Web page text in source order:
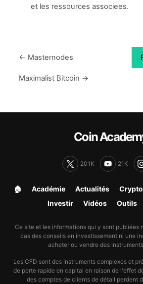
et les ressources associees.
← Masternodes
Maximalist Bitcoin →
Coin
201K 21K
🏠︎ Académie Actualités Crypto
Investir Vidéos Outils
Ce site et les informations qui y sont publiées
cas des conseils en investissement ni une
acheter ou vendre des
Les CFD sont des instruments complexes et
de perte rapide en capital en raison de l'effet
des comptes de clients de détail perdent